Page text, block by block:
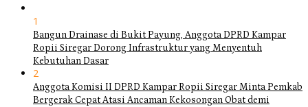
1
Bangun Drainase di Bukit Payung, Anggota DPRD Kampar
Ropii Siregar Dorong Infrastruktur yang Menyentuh
Kebutuhan Dasar
2
Anggota Komisi II DPRD Kampar Ropii Siregar Minta Pemkab
Bergerak Cepat Atasi Ancaman Kekosongan Obat demi